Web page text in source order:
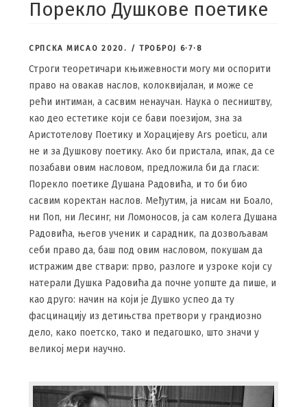
Порекло Душкове поетике
СРПСКА МИСАО 2020. / ТРОБРОЈ 6·7·8
Строги теоретичари књижевности могу ми оспорити
право на овакав наслов, колоквијалан, и може се
рећи интиман, а сасвим ненаучан. Наука о песништву,
као део естетике који се бави поезијом, зна за
Аристотелову Поетику и Хорацијеву Ars poeticu, али
не и за Душкову поетику. Ако би пристала, ипак, да се
позабави овим насловом, предложила би да гласи:
Порекло поетике Душана Радовића, и то би био
сасвим коректан наслов. Међутим, ја нисам ни Боало,
ни Поп, ни Лесинг, ни Ломоносов, ја сам колега Душана
Радовића, његов ученик и сарадник, па дозвољавам
себи право да, баш под овим насловом, покушам да
истражим две ствари: прво, разлоге и узроке који су
натерали Душка Радовића да почне уопште да пише, и
као друго: начин на који је Душко успео да ту
фасцинацију из детињства претвори у грандиозно
дело, како поетско, тако и педагошко, што значи у
великој мери научно.